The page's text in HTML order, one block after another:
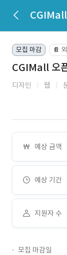
모집 마감 📔
CGIMall 오
디자인 웹
예상 금액
예상 기간
지원자 수
모집 마감일